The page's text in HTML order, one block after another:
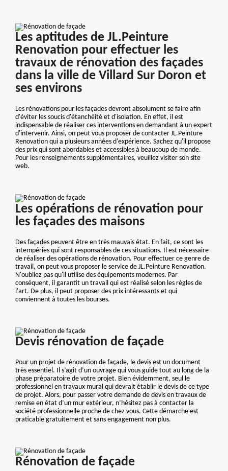
Les aptitudes de JL.Peinture
Renovation pour effectuer les
travaux de rénovation des façades
dans la ville de Villard Sur Doron et
ses environs
Les rénovations pour les façades devront absolument se faire afin
d'éviter les soucis d'étanchéité et d'isolation. En effet, il est
indispensable de réaliser ces interventions en demandant à un expert
d'intervenir. Ainsi, on peut vous proposer de contacter JL.Peinture
Renovation qui a plusieurs années d'expérience. Sachez qu'il propose
des prix qui sont abordables et accessibles à beaucoup de monde.
Pour les renseignements supplémentaires, veuillez visiter son site
web.
Les opérations de rénovation pour
les façades des maisons
Des façades peuvent être en très mauvais état. En fait, ce sont les
intempéries qui sont responsables de ces situations. Il est nécessaire
de réaliser des opérations de rénovation. Pour effectuer ce genre de
travail, on peut vous proposer le service de JL.Peinture Renovation.
N'oubliez pas qu'il utilise des équipements modernes. Par
conséquent, il garantit un travail qui est réalisé selon les règles de
l'art. De plus, il peut proposer des prix intéressants et qui
conviennent à toutes les bourses.
Devis rénovation de façade
Pour un projet de rénovation de façade, le devis est un document
très essentiel. Il s’agit d’un ouvrage qui vous guide tout au long de la
phase préparatoire de votre projet. Bien évidemment, seul le
professionnel en travaux mural qui devrait établir le devis de ce type
de projet. Alors, pour passer votre demande de devis en travaux de
remise en état d’un mur extérieur, n’hésitez pas à contacter la
société professionnelle proche de chez vous. Cette démarche est
praticable gratuitement et sans engagement non plus.
Rénovation de façade